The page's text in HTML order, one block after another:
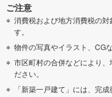
ご注意
消費税および地方消費税の
す。
物件の写真やイラスト、CG
市区町村の合併などにより
ださい。
「新築一戸建て」には、完